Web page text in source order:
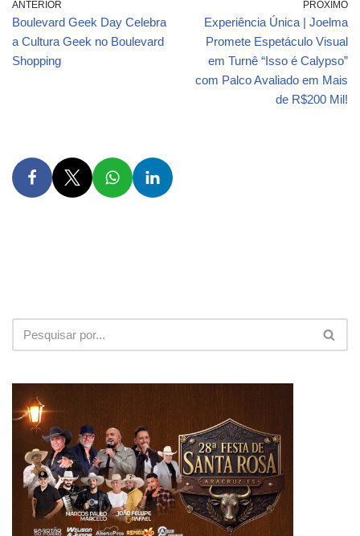
ANTERIOR
Boulevard Geek Day Celebra
a Cultura Geek no Boulevard
Shopping
PRÓXIMO
Experiência Única | Joelma
Promete Espetáculo Visual
em Turnê “Isso é Calypso”
com Palco Avaliado em Mais
de R$200 Mil!